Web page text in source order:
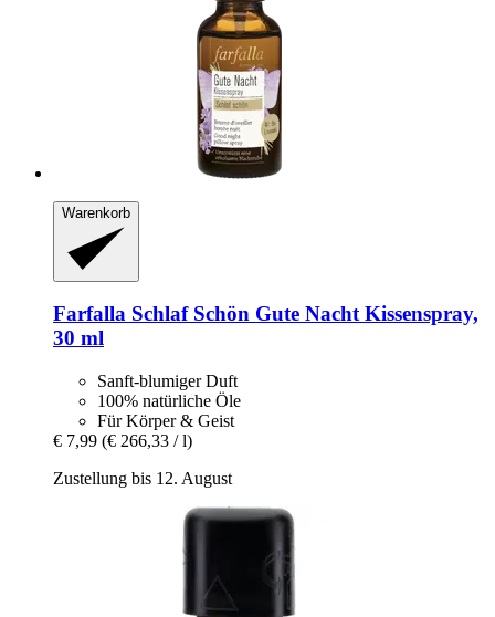
Warenkorb
Farfalla Schlaf Schön Gute Nacht Kissenspray,
30 ml
Sanft-blumiger Duft
100% natürliche Öle
Für Körper & Geist
€ 7,99 (€ 266,33 / l)
Zustellung bis 12. August